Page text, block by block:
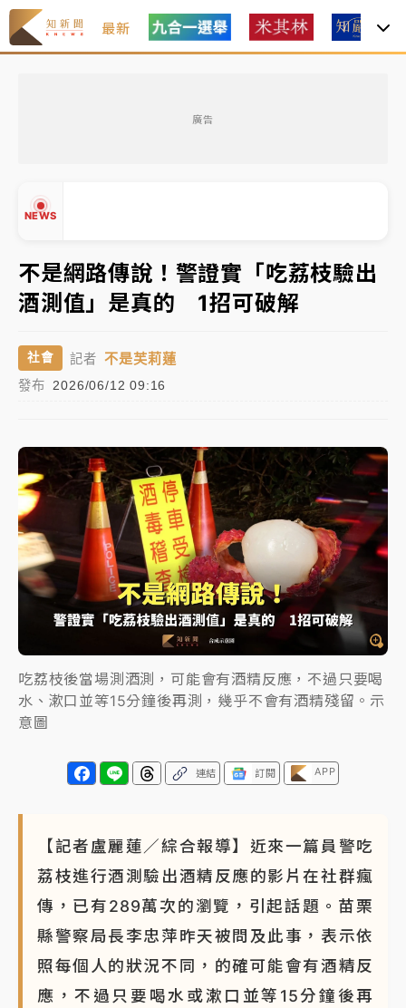
最新
廣告
NEWS
白海豚瘦身！中部以北防劇烈降水 本周天氣展望「多
雨不穩定」
周末精選｜ 苯駢芘無安全攝取值！致癌苦茶油下肚 毒
物醫籲多吃蔬果代謝
《知新聞》揭「運科計畫」人體實驗黑幕 運動部不追
台股處置新制明天上路 4大鬆綁一次看
員工犯案 破案關鍵曝
最好玩的父親節！「爸氣集合」出發工程冒險島 邀社
福孩童齊暢玩
強風長浪襲馬祖！「白海豚」逼近劃設警戒區 違規戲
水觀浪恐重罰失血
白海豚瘦身！中部以北防劇烈降水 本周天氣展望「多
雨不穩定」
物醫籲多吃蔬果代謝
《知新聞》揭「運科計畫」人體實驗黑幕 運動部不追
周末精選｜ 鎢業董座離奇命喪豪宅！檢警3方向追出前
員工犯案 破案關鍵曝
▲
不是網路傳說！警證實「吃荔枝驗出
酒測值」是真的 1招可破解
社會 記者 不是芙莉蓮
發布 2026/06/12 09:16
吃荔枝後當場測酒測，可能會有酒精反應，不過只要喝
水、漱口並等15分鐘後再測，幾乎不會有酒精殘留。示
意圖
連結 訂閱 APP
【記者盧麗蓮／綜合報導】近來一篇員警吃
荔枝進行酒測驗出酒精反應的影片在社群瘋
傳，已有289萬次的瀏覽，引起話題。苗栗
縣警察局長李忠萍昨天被問及此事，表示依
照每個人的狀況不同，的確可能會有酒精反
應，不過只要喝水或漱口並等15分鐘後再